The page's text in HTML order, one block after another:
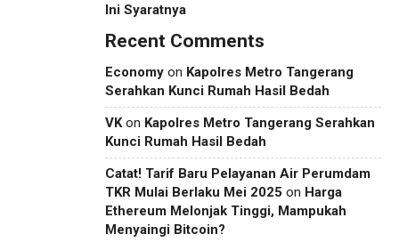
Ini Syaratnya
Recent Comments
Economy on Kapolres Metro Tangerang
Serahkan Kunci Rumah Hasil Bedah
VKon Kapolres Metro Tangerang Serahkan
Kunci Rumah Hasil Bedah
Catat! Tarif Baru Pelayanan Air Perumdam
TKR Mulai Berlaku Mei 2025 on Harga
Ethereum Melonjak Tinggi, Mampukah
Menyaingi Bitcoin?